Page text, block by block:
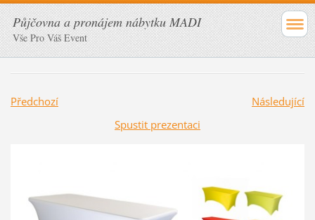
Půjčovna a pronájem nábytku MADI
Vše Pro Váš Event
Předchozí
Následující
Spustit prezentaci